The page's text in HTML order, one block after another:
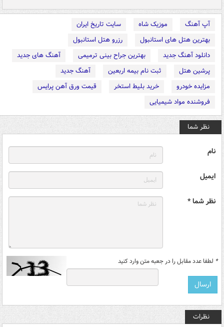
آپ آهنگ موزیک شاه
سایت تاریخ ایران
بهترین هتل های استانبول
رزرو هتل استانبول
دانلود آهنگ جدید
بهترین جراح بینی ترمیمی
آهنگ های جدید
پرشین هتل
ثبت نام بیمه اربعین
آهنگ جدید
مزایده خودرو
خرید بلیط استخر
قیمت ورق آهن پرایس
فروشنده مواد شیمیایی
نظر شما
نام
ایمیل
نظر شما *
* لطفا عدد مقابل را در جعبه متن وارد کنید
نظرات